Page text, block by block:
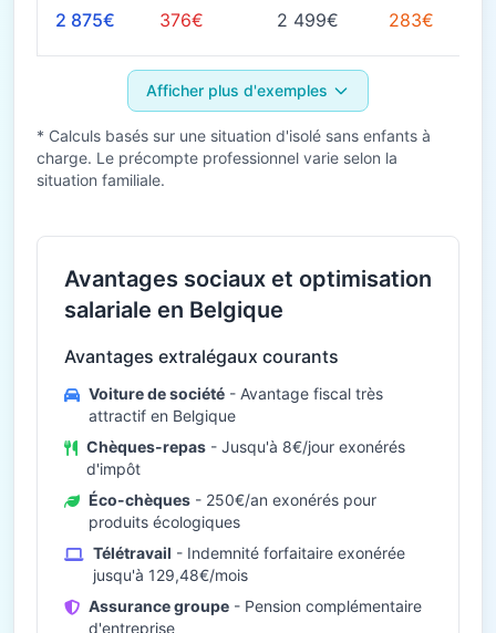
2 875€ 376€ 2 499€ 283€
Afficher plus d'exemples
* Calculs basés sur une situation d'isolé sans enfants à
charge. Le précompte professionnel varie selon la
situation familiale.
Avantages sociaux et optimisation
salariale en Belgique
Avantages extralégaux courants
Voiture de société - Avantage fiscal très
attractif en Belgique
Chèques-repas - Jusqu'à 8€/jour exonérés
d'impôt
Éco-chèques - 250€/an exonérés pour
produits écologiques
Télétravail - Indemnité forfaitaire exonérée
jusqu'à 129,48€/mois
Assurance groupe - Pension complémentaire
d'entreprise